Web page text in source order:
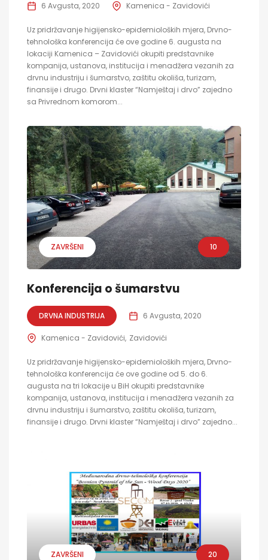
6 Avgusta, 2020 Kamenica - Zavidovići
Uz pridržavanje higijensko-epidemioloških mjera, Drvno-
tehnološka konferencija će ove godine 6. augusta na
lokaciji Kamenica – Zavidovići okupiti predstavnike
kompanija, ustanova, institucija i menadžera vezanih za
drvnu industriju i šumarstvo, zaštitu okoliša, turizam,
finansije i drugo. Drvni klaster “Namještaj i drvo” zajedno
sa Privrednom komorom...
ZAVRŠENI 10
Konferencija o šumarstvu
DRVNA INDUSTRIJA 6 Avgusta, 2020
Kamenica - Zavidovići Zavidovići
Uz pridržavanje higijensko-epidemioloških mjera, Drvno-
tehnološka konferencija će ove godine od 5. do 6.
augusta na tri lokacije u BiH okupiti predstavnike
kompanija, ustanova, institucija i menadžera vezanih za
drvnu industriju i šumarstvo, zaštitu okoliša, turizam,
finansije i drugo. Drvni klaster “Namještaj i drvo” zajedno...
ZAVRŠENI 20